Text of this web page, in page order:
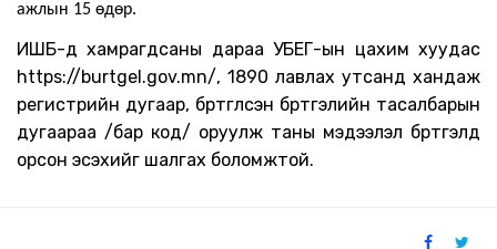
ажлын 15 өдөр.
ИШБ-д хамрагдсаны дараа УБЕГ-ын цахим хуудас
https://burtgel.gov.mn/, 1890 лавлах утсанд хандаж
регистрийн дугаар, бүртгүүлсэн бүртгэлийн тасалбарын
дугаараа /бар код/ оруулж таны мэдээлэл бүртгэлд
орсон эсэхийг шалгах боломжтой.